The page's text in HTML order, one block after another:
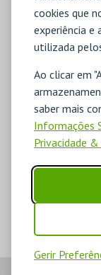
cookies que
experiência e
utilizada
Ao clicar em
saber mais
Informações
Privacidade &
Gerir